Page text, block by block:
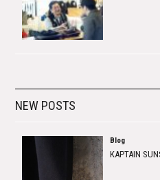
NEW POSTS
Blog
KAPTAIN